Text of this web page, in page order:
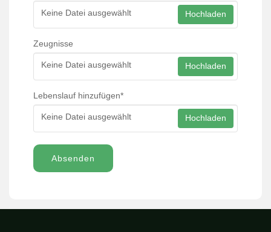
Keine Datei ausgewählt Hochladen
Zeugnisse
Keine Datei ausgewählt Hochladen
Lebenslauf hinzufügen*
Keine Datei ausgewählt Hochladen
Absenden